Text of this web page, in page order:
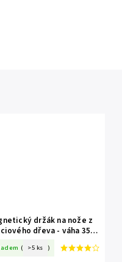
držák na nože z
dřeva - váha 3500
( >5 ks )